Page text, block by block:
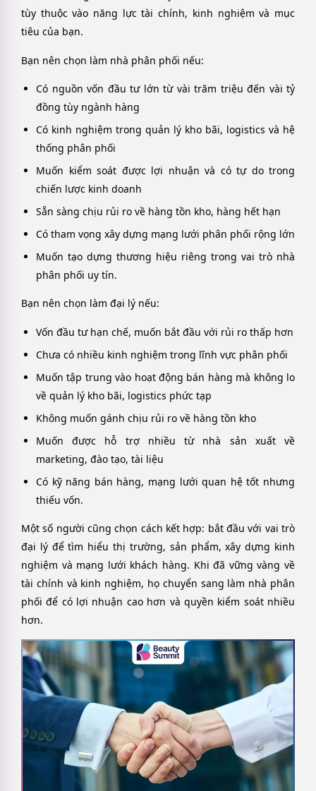
tùy thuộc vào năng lực tài chính, kinh nghiệm và mục
tiêu của bạn.
Bạn nên chọn làm nhà phân phối nếu:
Có nguồn vốn đầu tư lớn từ vài trăm triệu đến vài tỷ
đồng tùy ngành hàng
Có kinh nghiệm trong quản lý kho bãi, logistics và hệ
thống phân phối
Muốn kiểm soát được lợi nhuận và có tự do trong
chiến lược kinh doanh
Sẵn sàng chịu rủi ro về hàng tồn kho, hàng hết hạn
Có tham vọng xây dựng mạng lưới phân phối rộng lớn
Muốn tạo dựng thương hiệu riêng trong vai trò nhà
phân phối uy tín.
Bạn nên chọn làm đại lý nếu:
Vốn đầu tư hạn chế, muốn bắt đầu với rủi ro thấp hơn
Chưa có nhiều kinh nghiệm trong lĩnh vực phân phối
Muốn tập trung vào hoạt động bán hàng mà không lo
về quản lý kho bãi, logistics phức tạp
Không muốn gánh chịu rủi ro về hàng tồn kho
Muốn được hỗ trợ nhiều từ nhà sản xuất về
marketing, đào tạo, tài liệu
Có kỹ năng bán hàng, mạng lưới quan hệ tốt nhưng
thiếu vốn.
Một số người cũng chọn cách kết hợp: bắt đầu với vai trò
đại lý để tìm hiểu thị trường, sản phẩm, xây dựng kinh
nghiệm và mạng lưới khách hàng. Khi đã vững vàng về
tài chính và kinh nghiệm, họ chuyển sang làm nhà phân
phối để có lợi nhuận cao hơn và quyền kiểm soát nhiều
hơn.